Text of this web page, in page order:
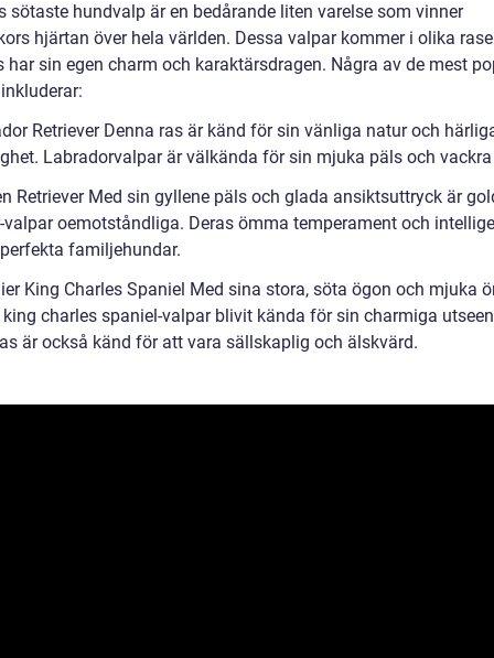
sötaste hundvalp är en bedårande liten varelse som vinner
hjärtan över hela världen. Dessa valpar kommer i olika
har sin egen charm och karaktärsdragen. Några av de mest
Retriever Denna ras är känd för sin vänliga natur och
Labradorvalpar är välkända för sin mjuka päls och
Retriever Med sin gyllene päls och glada ansiktsuttryck är
valpar oemotståndliga. Deras ömma temperament och
familjehundar.
King Charles Spaniel Med sina stora, söta ögon och mjuka
charles spaniel-valpar blivit kända för sin charmiga
är också känd för att vara sällskaplig och älskvärd.